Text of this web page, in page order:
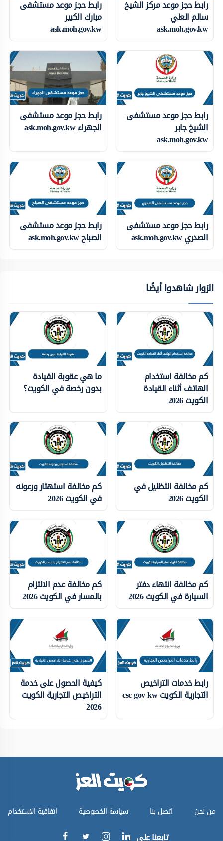
رابط حجز موعد مركز الشيخ
سالم العلي
ask.moh.gov.kw
رابط حجز موعد مستشفى
مبارك الكبير
ask.moh.gov.kw
رابط حجز موعد مستشفى
الشيخ جابر
ask.moh.gov.kw
رابط حجز موعد مستشفى
الجهراء ask.moh.gov.kw
رابط حجز موعد مستشفى
الصدري ask.moh.gov.kw
رابط حجز موعد مستشفى
الصباح ask.moh.gov.kw
الزوار شاهدوا أيضًا
كم مخالفة استخدام
الهاتف أثناء القيادة
الكويت 2026
ما هي عقوبة القيادة
بدون رخصة في الكويت؟
كم مخالفة التظليل في
الكويت 2026
كم مخالفة استهتار ورعونه
في الكويت 2026
كم مخالفة انتهاء دفتر
السيارة في الكويت 2026
كم مخالفة عدم الالتزام
بالمسار في الكويت 2026
رابط خدمات التراخيص
التجارية الكويت csc gov kw
كيفية الحصول على خدمة
التراخيص التجارية الكويت
2026
من نحن اتصل بنا سياسة الخصوصية اتفاقية الاستخدام
تابعنا على